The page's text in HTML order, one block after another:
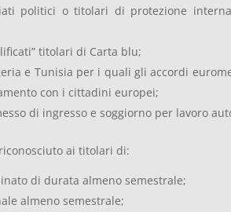
politici o titolari di protezione
titolari di Carta blu;
e Tunisia per i quali gli accordi
con i cittadini europei;
di ingresso e soggiorno per lavoro
ai titolari di:
di durata almeno semestrale;
almeno semestrale;